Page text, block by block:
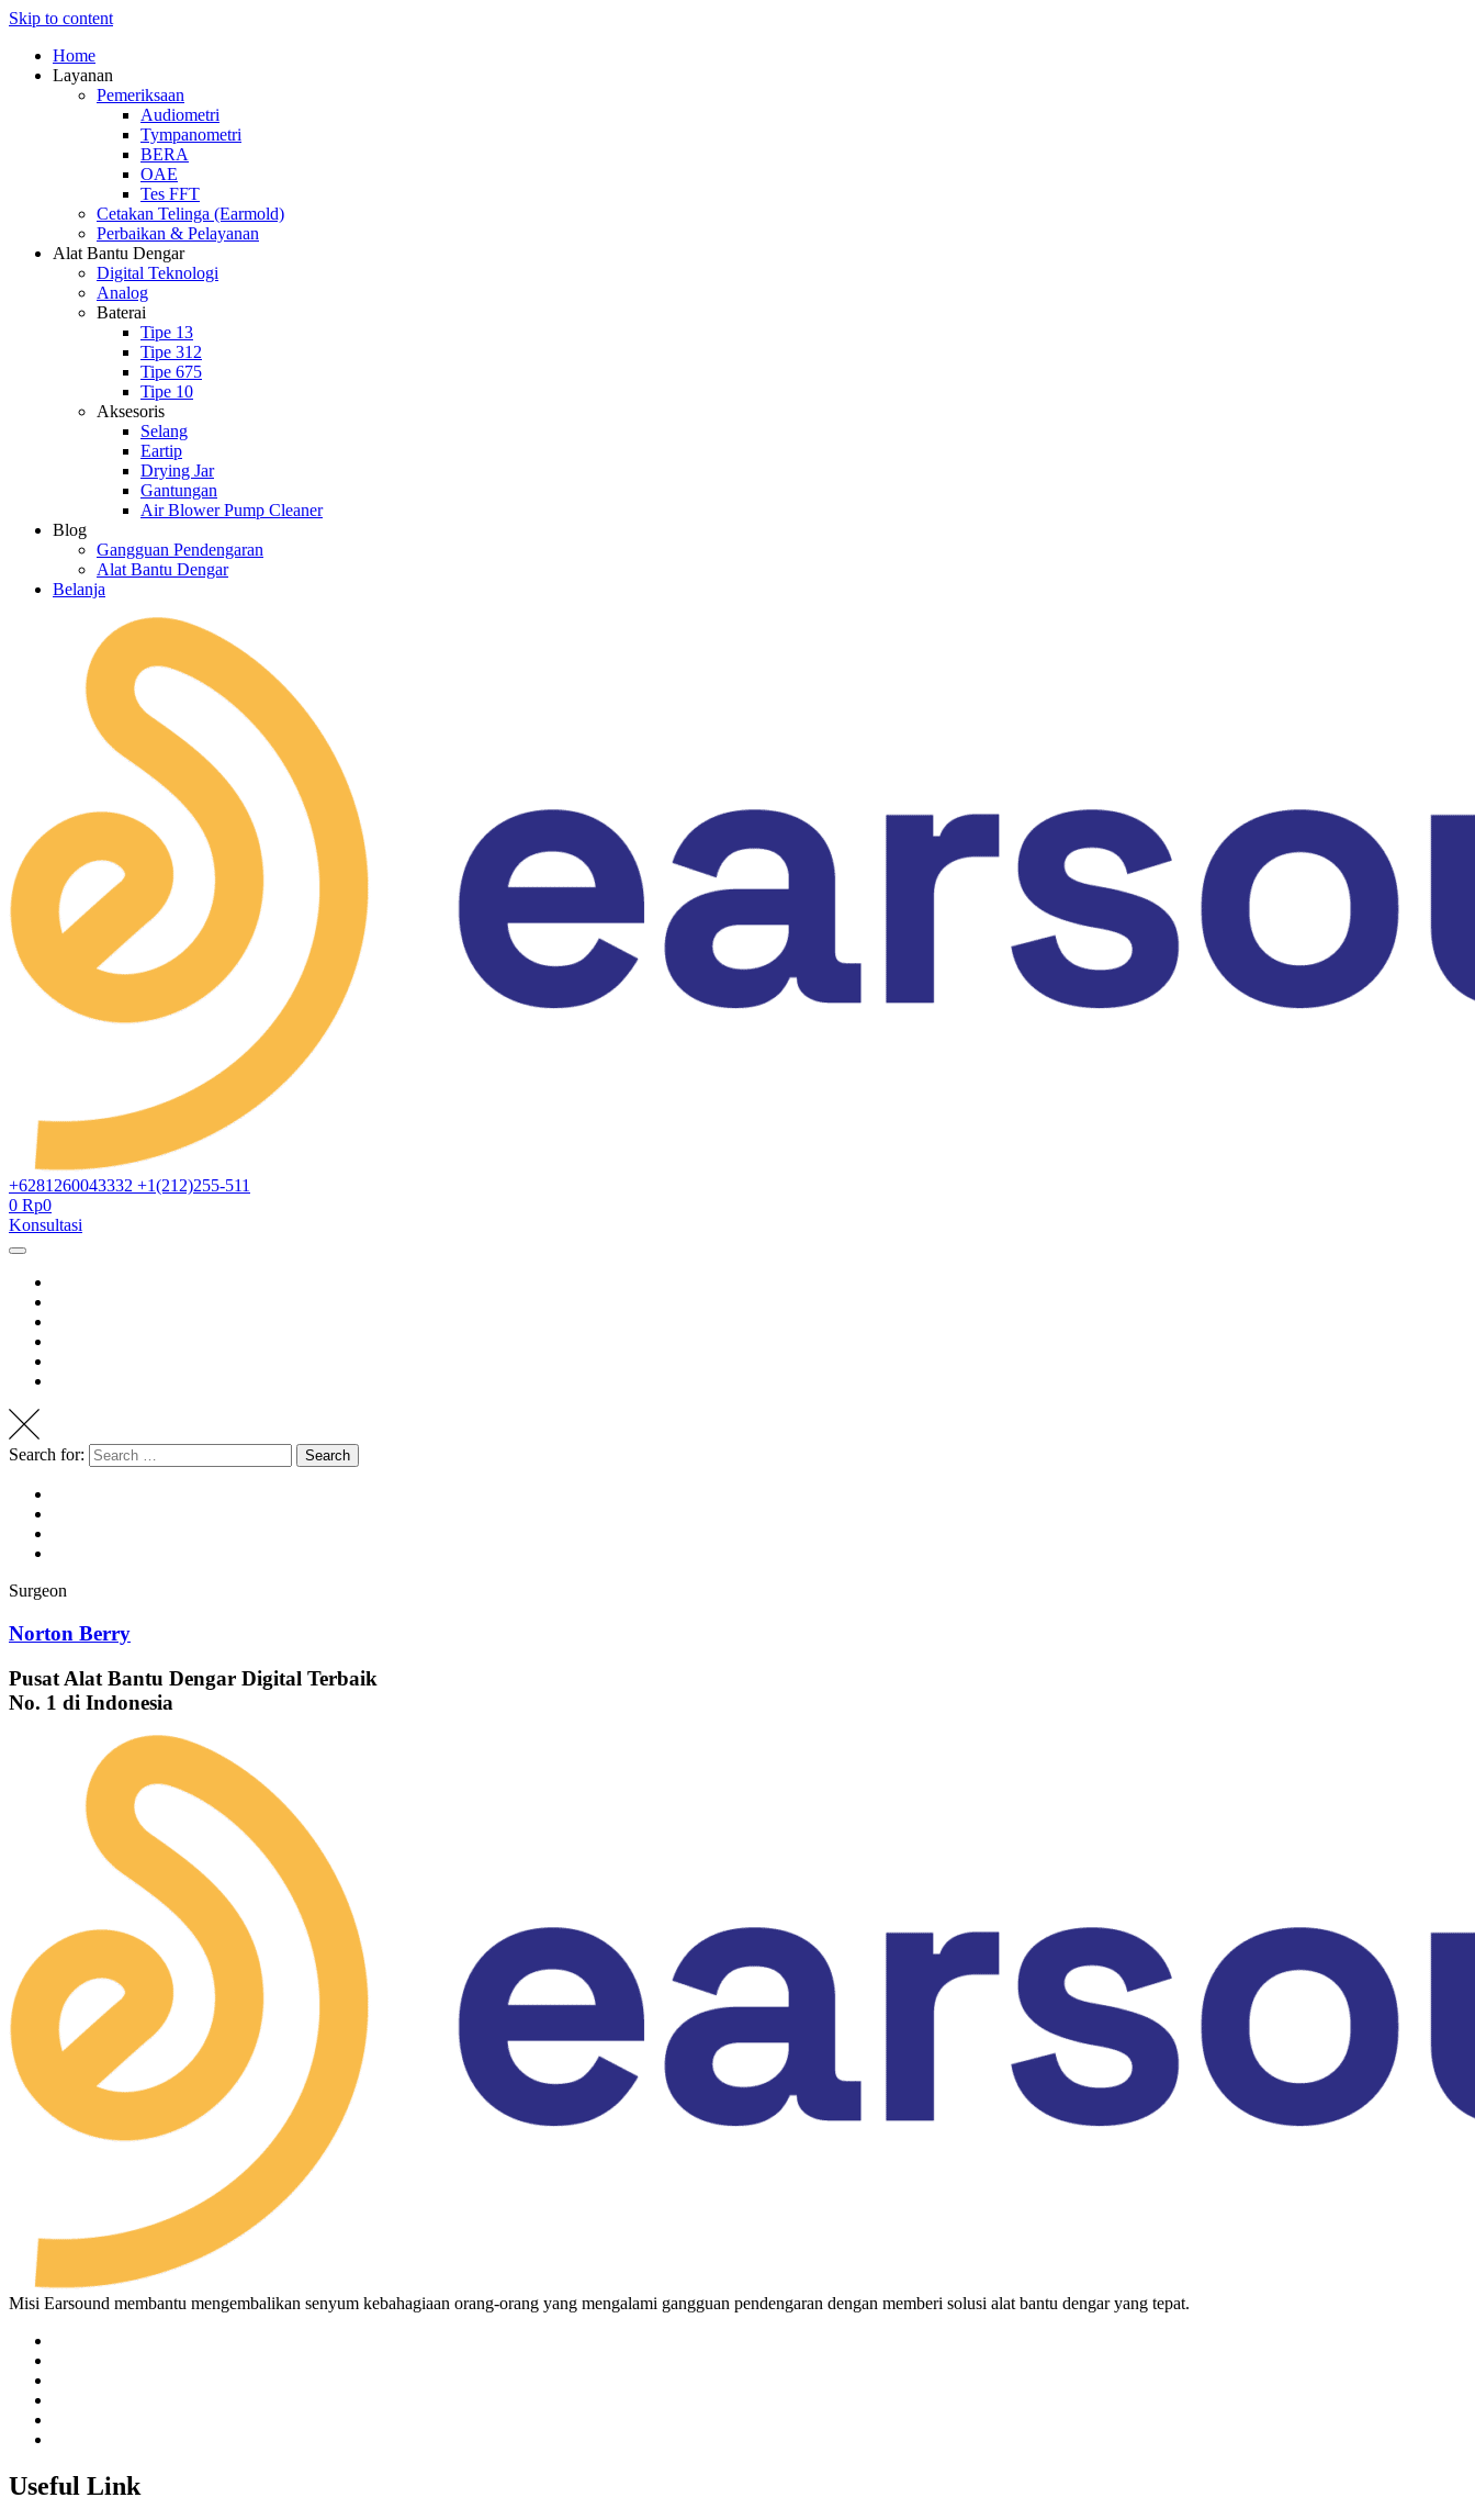
Skip to content
Home
Layanan
Pemeriksaan
Audiometri
Tympanometri
BERA
OAE
Tes FFT
Cetakan Telinga (Earmold)
Perbaikan & Pelayanan
Alat Bantu Dengar
Digital Teknologi
Analog
Baterai
Tipe 13
Tipe 312
Tipe 675
Tipe 10
Aksesoris
Selang
Eartip
Drying Jar
Gantungan
Air Blower Pump Cleaner
Blog
Gangguan Pendengaran
Alat Bantu Dengar
Belanja
+6281260043332 +1(212)255-511
0 Rp0
Konsultasi
Search for: Search
Surgeon
Norton Berry
Pusat Alat Bantu Dengar Digital Terbaik
No. 1 di Indonesia
Misi Earsound membantu mengembalikan senyum kebahagiaan orang-orang yang mengalami gangguan pendengaran dengan memberi solusi alat bantu dengar yang tepat.
Useful Link